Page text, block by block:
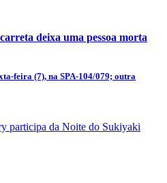
deixa uma pessoa morta
feira (7), na SPA-104/079; outra